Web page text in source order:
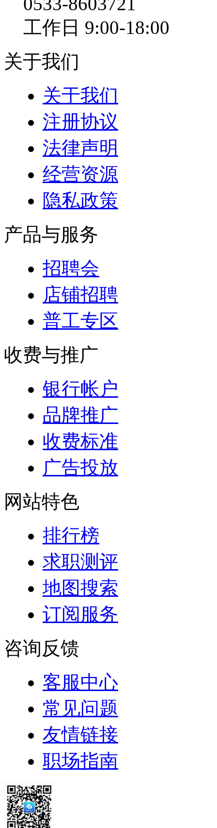
工作日 9:00-18:00
关于我们
关于我们
注册协议
法律声明
经营资源
隐私政策
产品与服务
招聘会
店铺招聘
普工专区
收费与推广
银行帐户
品牌推广
收费标准
广告投放
网站特色
排行榜
求职测评
地图搜索
订阅服务
咨询反馈
客服中心
常见问题
友情链接
职场指南